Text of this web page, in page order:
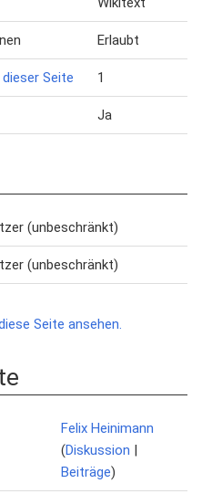
Erlaubt
Seite 1
Ja
(unbeschränkt)
(unbeschränkt)
Seite ansehen.
Felix Heinimann
(Diskussion |
Beiträge)